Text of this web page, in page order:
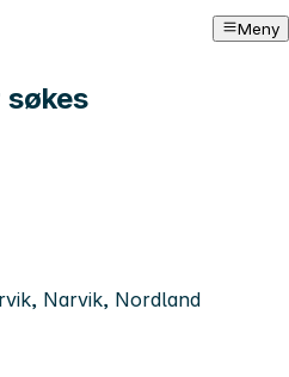
Meny
søkes
Narvik, Nordland